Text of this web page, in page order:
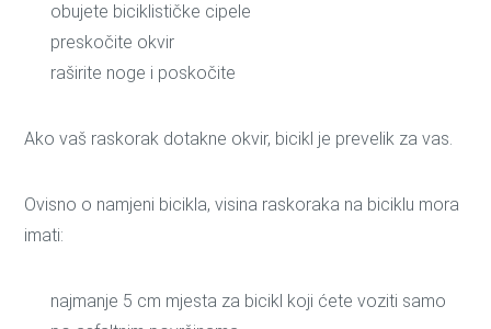
obujete biciklističke cipele
preskočite okvir
raširite noge i poskočite
Ako vaš raskorak dotakne okvir, bicikl je prevelik za vas.
Ovisno o namjeni bicikla, visina raskoraka na biciklu mora
imati:
najmanje 5 cm mjesta za bicikl koji ćete voziti samo